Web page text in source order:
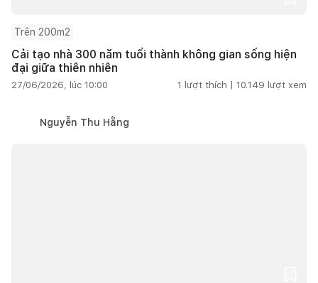
Trên 200m2
Cải tạo nhà 300 năm tuổi thành không gian sống hiện
đại giữa thiên nhiên
27/06/2026, lúc 10:00 1 lượt thích | 10.149 lượt xem
Nguyễn Thu Hằng